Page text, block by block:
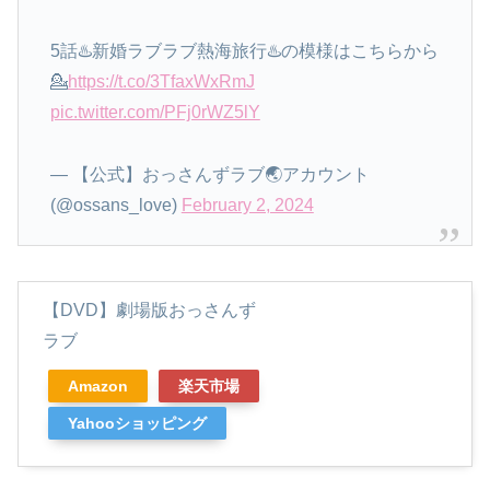
5話♨️新婚ラブラブ熱海旅行♨️の模様はこちらから
💁https://t.co/3TfaxWxRmJ
pic.twitter.com/PFj0rWZ5lY
— 【公式】おっさんずラブ🌏アカウント
(@ossans_love) February 2, 2024
【DVD】劇場版おっさんず
ラブ
Amazon 楽天市場
Yahooショッピング